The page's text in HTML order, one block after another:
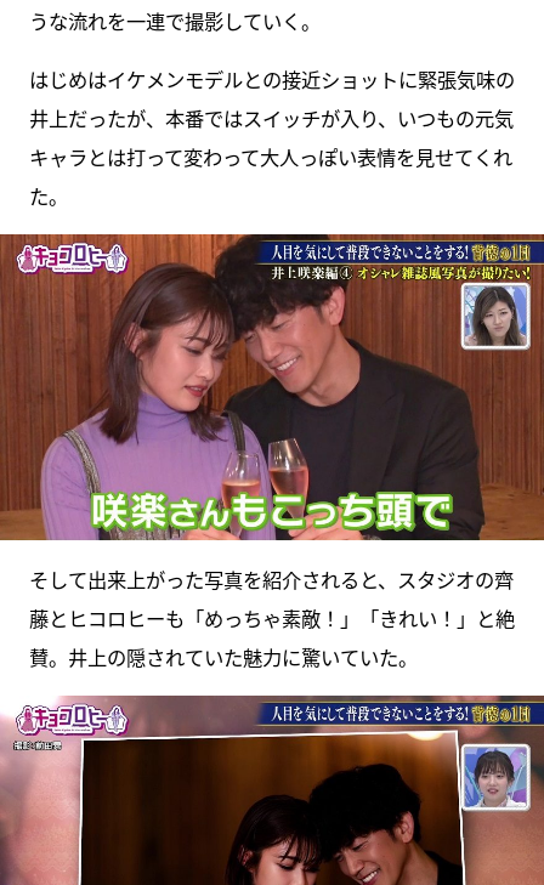
うな流れを一連で撮影していく。
はじめはイケメンモデルとの接近ショットに緊張気味の
井上だったが、本番ではスイッチが入り、いつもの元気
キャラとは打って変わって大人っぽい表情を見せてくれ
た。
そして出来上がった写真を紹介されると、スタジオの齊
藤とヒコロヒーも「めっちゃ素敵！」「きれい！」と絶
賛。井上の隠されていた魅力に驚いていた。